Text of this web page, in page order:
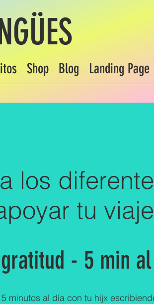
Shop Blog Landing Page
los
tu
- 5 min
5 minutos al día con tu hijx